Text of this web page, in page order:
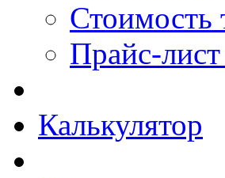
Стоимость
Прайс-
Калькулятор